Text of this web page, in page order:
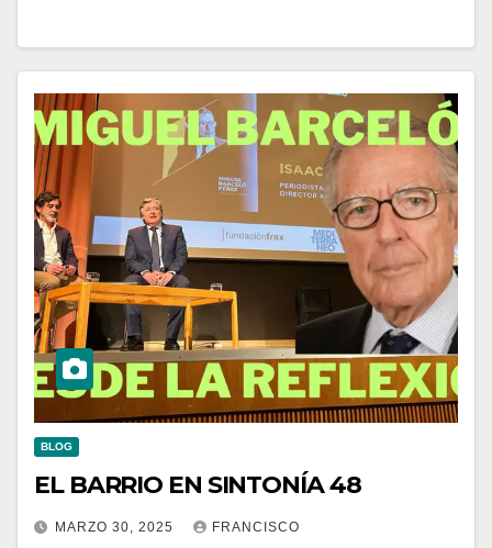
BLOG
EL BARRIO EN SINTONÍA 48
MARZO 30, 2025 FRANCISCO